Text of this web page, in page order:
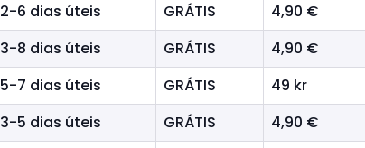
2-6 dias úteis GRÁTIS 4,90 €
3-8 dias úteis GRÁTIS 4,90 €
5-7 dias úteis GRÁTIS 49 kr
3-5 dias úteis GRÁTIS 4,90 €